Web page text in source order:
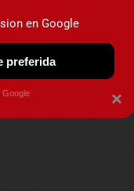
OBSERVATORIO
×
en Google
preferida
Google